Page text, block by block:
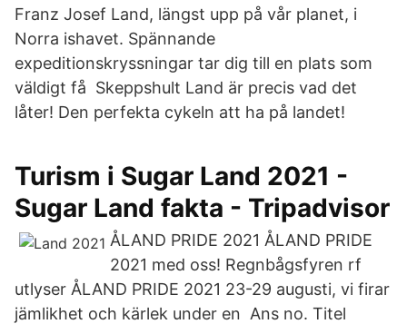
Franz Josef Land, längst upp på vår planet, i
Norra ishavet. Spännande
expeditionskryssningar tar dig till en plats som
väldigt få Skeppshult Land är precis vad det
låter! Den perfekta cykeln att ha på landet!
Turism i Sugar Land 2021 -
Sugar Land fakta - Tripadvisor
ÅLAND PRIDE 2021 ÅLAND PRIDE
2021 med oss! Regnbågsfyren rf
utlyser ÅLAND PRIDE 2021 23-29 augusti, vi firar
jämlikhet och kärlek under en Ans no. Titel